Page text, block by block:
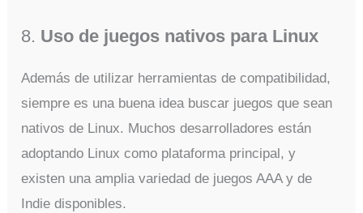
8. Uso de juegos nativos para Linux
Además de utilizar herramientas de compatibilidad,
siempre es una buena idea buscar juegos que sean
nativos de Linux. Muchos desarrolladores están
adoptando Linux como plataforma principal, y
existen una amplia variedad de juegos AAA y de
Indie disponibles.